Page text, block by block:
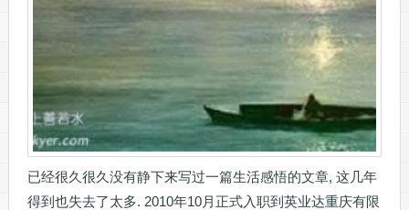
已经很久很久没有静下来写过一篇生活感悟的文章, 这几年
得到也失去了太多. 2010年10月正式入职到英业达重庆有限